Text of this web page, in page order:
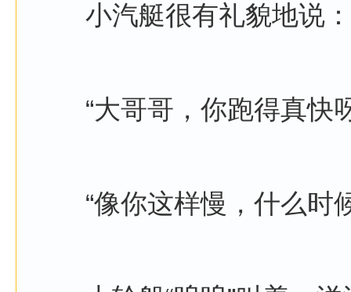
小汽艇很有礼貌地说：
“大哥哥，你跑得真快
“像你这样慢，什么时